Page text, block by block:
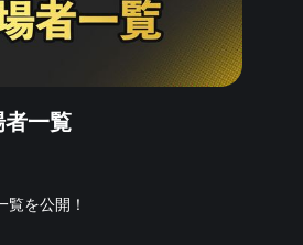
者一覧
を公開！